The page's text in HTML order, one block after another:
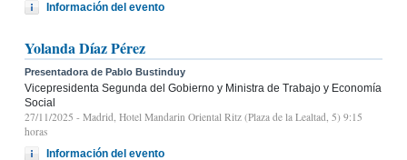
Información del evento
Yolanda Díaz Pérez
Presentadora de Pablo Bustinduy
Vicepresidenta Segunda del Gobierno y Ministra de Trabajo y Economía
Social
27/11/2025 - Madrid, Hotel Mandarin Oriental Ritz (Plaza de la Lealtad, 5) 9:15
horas
Información del evento